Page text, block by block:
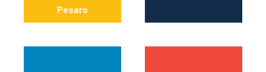
Pesaro